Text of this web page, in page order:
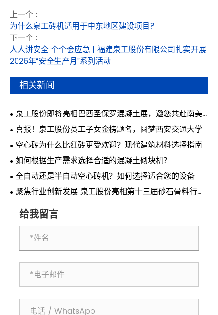
上一个 :
为什么泉工砖机适用于中东地区建设项目?
下一个 :
人人讲安全 个个会应急 | 福建泉工股份有限公司扎实开展
2026年“安全生产月”系列活动
相关新闻
泉工股份即将亮相巴西圣保罗混凝土展，邀您共赴南美
行业盛会
喜报！泉工股份员工子女金榜题名，圆梦西安交通大学
空心砖为什么比红砖更受欢迎？现代建筑材料选择指南
如何根据生产需求选择合适的混凝土砌块机？
全自动还是半自动空心砖机？如何选择适合您的设备
聚焦行业创新发展 泉工股份亮相第十三届砂石骨料行业
给我留言